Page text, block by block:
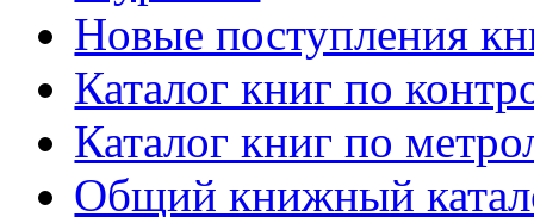
Новые поступления
Каталог книг по
Каталог книг по
Общий книжный